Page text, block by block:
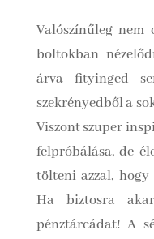
Valószínűleg nem
boltokban
árva fityinged
szekrényedből a
Viszont szuper
felpróbálása, de
tölteni azzal,
Ha biztosra
pénztárcádat! A